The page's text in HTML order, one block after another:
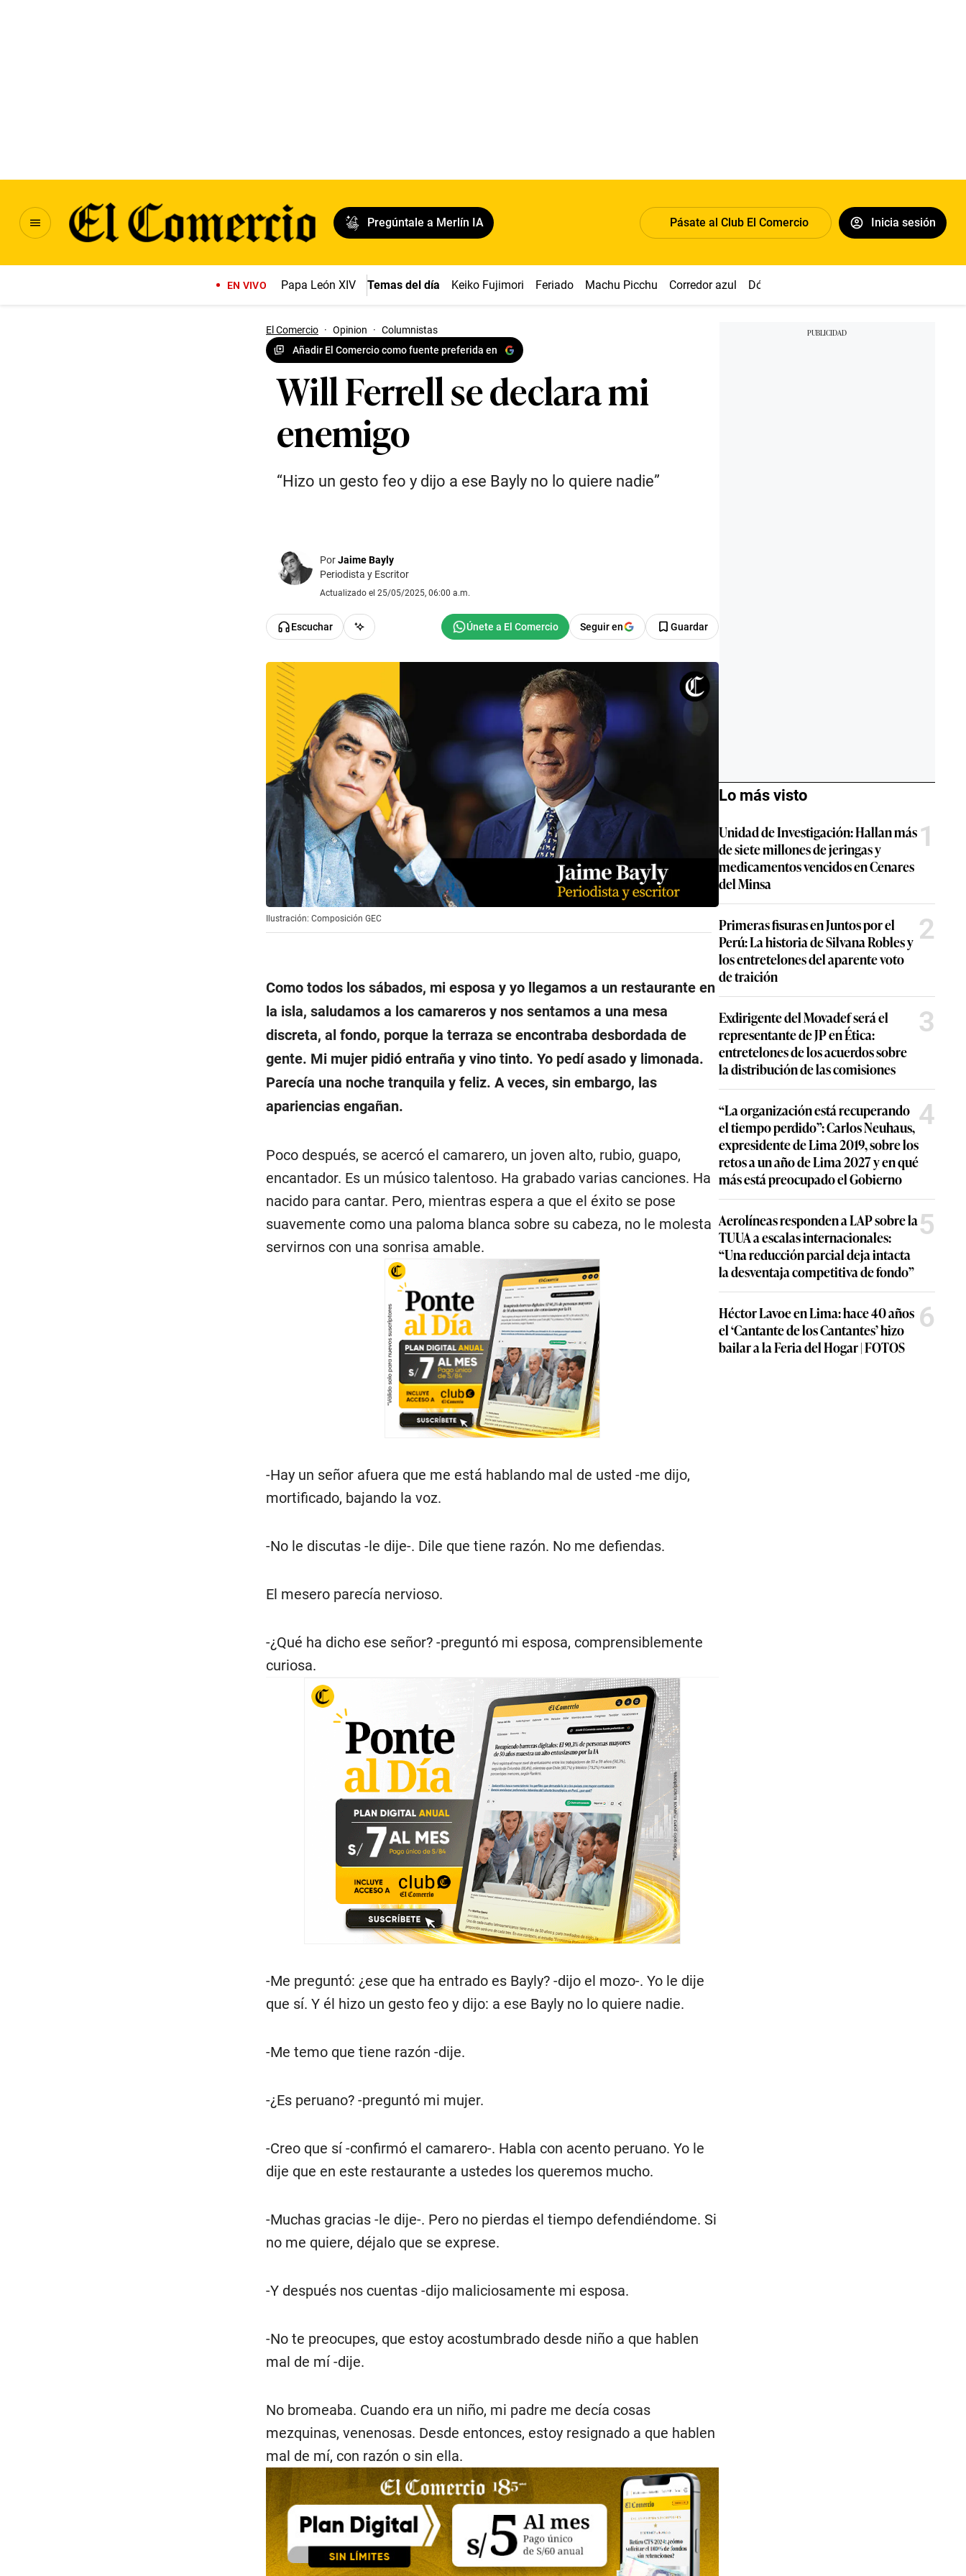
Pregúntale a Merlín IA Pásate al Club El Comercio Inicia sesión
EN VIVO Papa León XIV Temas del día Keiko Fujimori Feriado Machu Picchu Corredor azul Dólar
El Comercio · Opinion · Columnistas
Añadir El Comercio como fuente preferida en
Will Ferrell se declara mi
enemigo
“Hizo un gesto feo y dijo a ese Bayly no lo quiere nadie”
PorJaime Bayly
Periodista y Escritor
Actualizado el 25/05/2025, 06:00 a.m.
Escuchar Seguir en Guardar
Ilustración: Composición GEC
Como todos los sábados, mi esposa y yo llegamos a un restaurante en
la isla, saludamos a los camareros y nos sentamos a una mesa
discreta, al fondo, porque la terraza se encontraba desbordada de
gente. Mi mujer pidió entraña y vino tinto. Yo pedí asado y limonada.
Parecía una noche tranquila y feliz. A veces, sin embargo, las
apariencias engañan.
Poco después, se acercó el camarero, un joven alto, rubio, guapo,
encantador. Es un músico talentoso. Ha grabado varias canciones. Ha
nacido para cantar. Pero, mientras espera a que el éxito se pose
suavemente como una paloma blanca sobre su cabeza, no le molesta
servirnos con una sonrisa amable.
-Hay un señor afuera que me está hablando mal de usted -me dijo,
mortificado, bajando la voz.
-No le discutas -le dije-. Dile que tiene razón. No me defiendas.
El mesero parecía nervioso.
-¿Qué ha dicho ese señor? -preguntó mi esposa, comprensiblemente
curiosa.
-Me preguntó: ¿ese que ha entrado es Bayly? -dijo el mozo-. Yo le dije
que sí. Y él hizo un gesto feo y dijo: a ese Bayly no lo quiere nadie.
-Me temo que tiene razón -dije.
-¿Es peruano? -preguntó mi mujer.
-Creo que sí -confirmó el camarero-. Habla con acento peruano. Yo le
dije que en este restaurante a ustedes los queremos mucho.
-Muchas gracias -le dije-. Pero no pierdas el tiempo defendiéndome. Si
no me quiere, déjalo que se exprese.
-Y después nos cuentas -dijo maliciosamente mi esposa.
-No te preocupes, que estoy acostumbrado desde niño a que hablen
mal de mí -dije.
No bromeaba. Cuando era un niño, mi padre me decía cosas
mezquinas, venenosas. Desde entonces, estoy resignado a que hablen
mal de mí, con razón o sin ella.
Lo más visto
Unidad de Investigación: Hallan más
de siete millones de jeringas y
medicamentos vencidos en Cenares
del Minsa
1
Primeras fisuras en Juntos por el
Perú: La historia de Silvana Robles y
los entretelones del aparente voto
de traición
2
Exdirigente del Movadef será el
representante de JP en Ética:
entretelones de los acuerdos sobre
la distribución de las comisiones
3
“La organización está recuperando
el tiempo perdido”: Carlos Neuhaus,
expresidente de Lima 2019, sobre los
retos a un año de Lima 2027 y en qué
más está preocupado el Gobierno
4
Aerolíneas responden a LAP sobre la
TUUA a escalas internacionales:
“Una reducción parcial deja intacta
la desventaja competitiva de fondo”
5
Héctor Lavoe en Lima: hace 40 años
el ‘Cantante de los Cantantes’ hizo
bailar a la Feria del Hogar | FOTOS
6